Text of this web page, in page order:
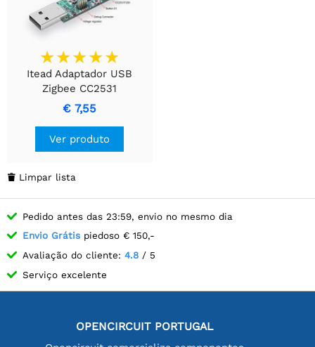
Itead Adaptador USB
Zigbee CC2531
€ 7,55
Ver produto
 Limpar lista
Pedido antes das 23:59, envio no mesmo dia
Envio Grátis piedoso € 150,-
Avaliação do cliente: 4.8 / 5
Serviço excelente
OPENCIRCUIT PORTUGAL